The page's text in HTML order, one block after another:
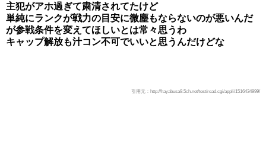
主犯がアホ過ぎて粛清されてたけど
単純にランクが戦力の目安に微塵もならないのが悪いんだ
が参戦条件を変えてほしいとは常々思うわ
キャップ解放も汁コン不可でいいと思うんだけどな
引用元：http://hayabusa9.5ch.net/test/read.cgi/appli/1516434999/